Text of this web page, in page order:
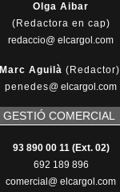
Olga Aibar
(Redactora en cap)
redaccio@ elcargol.com
Marc Aguilà (Redactor)
penedes@ elcargol.com
GESTIÓ COMERCIAL
93 890 00 11 (Ext. 02)
692 189 896
comercial@ elcargol.com